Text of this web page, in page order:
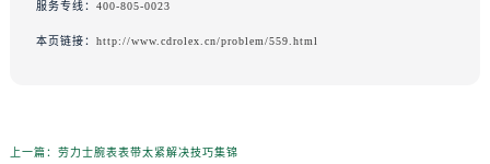
服务专线： 400-805-0023
本页链接： http://www.cdrolex.cn/problem/559.html
上一篇： 劳力士腕表表带太紧解决技巧集锦